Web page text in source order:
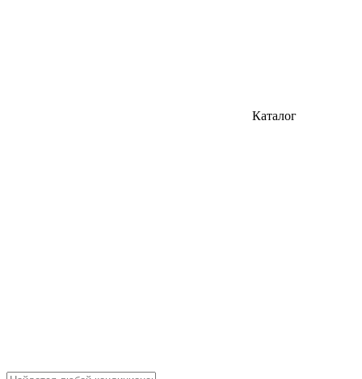
Каталог